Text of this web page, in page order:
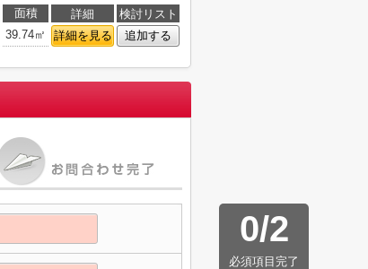
面積 詳細
検討リスト
39.74㎡ 詳細を見る 追加する
0/2
必須項目完了